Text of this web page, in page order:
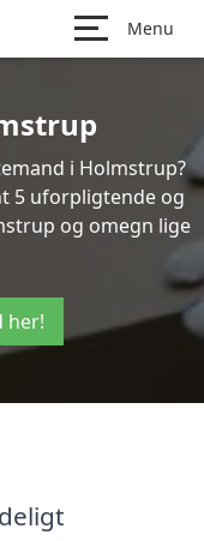
Menu
i Holmstrup?
5 uforpligtende og
og omegn lige
her!